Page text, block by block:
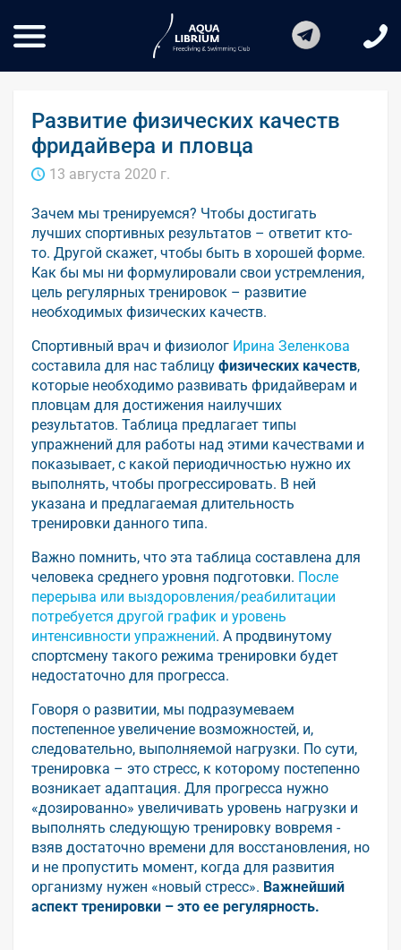
Развитие физических качеств
фридайвера и пловца
13 августа 2020 г.
Зачем мы тренируемся? Чтобы достигать
лучших спортивных результатов – ответит кто-
то. Другой скажет, чтобы быть в хорошей форме.
Как бы мы ни формулировали свои устремления,
цель регулярных тренировок – развитие
необходимых физических качеств.
Спортивный врач и физиолог Ирина Зеленкова
составила для нас таблицу физических качеств,
которые необходимо развивать фридайверам и
пловцам для достижения наилучших
результатов. Таблица предлагает типы
упражнений для работы над этими качествами и
показывает, с какой периодичностью нужно их
выполнять, чтобы прогрессировать. В ней
указана и предлагаемая длительность
тренировки данного типа.
Важно помнить, что эта таблица составлена для
человека среднего уровня подготовки. После
перерыва или выздоровления/реабилитации
потребуется другой график и уровень
интенсивности упражнений. А продвинутому
спортсмену такого режима тренировки будет
недостаточно для прогресса.
Говоря о развитии, мы подразумеваем
постепенное увеличение возможностей, и,
следовательно, выполняемой нагрузки. По сути,
тренировка – это стресс, к которому постепенно
возникает адаптация. Для прогресса нужно
«дозированно» увеличивать уровень нагрузки и
выполнять следующую тренировку вовремя -
взяв достаточно времени для восстановления, но
и не пропустить момент, когда для развития
организму нужен «новый стресс». Важнейший
аспект тренировки – это ее регулярность.